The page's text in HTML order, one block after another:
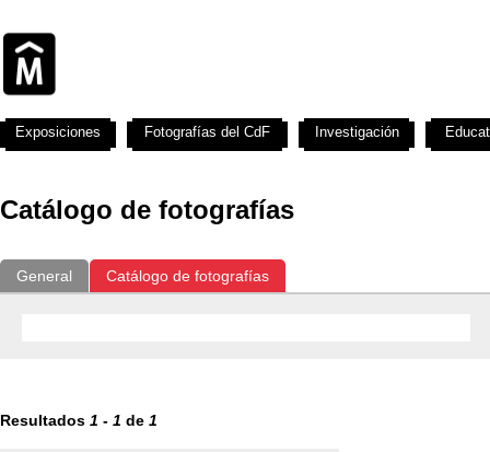
Catálogo de fotografías
General Catálogo de fotografías
Resultados 1 - 1 de 1
Exposiciones Fotografías del CdF Investigación